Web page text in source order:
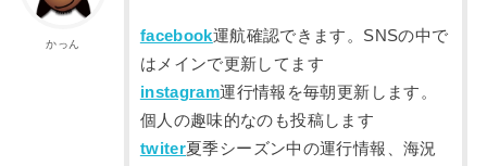
かっん facebook運航確認できます。SNSの中で
はメインで更新してます
instagram運行情報を毎朝更新します。
個人の趣味的なのも投稿します
twiter夏季シーズン中の運行情報、海況